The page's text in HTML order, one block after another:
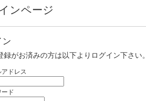
ンページ
ン
録がお済みの方は以下よりログイン下さい。
アドレス
ド